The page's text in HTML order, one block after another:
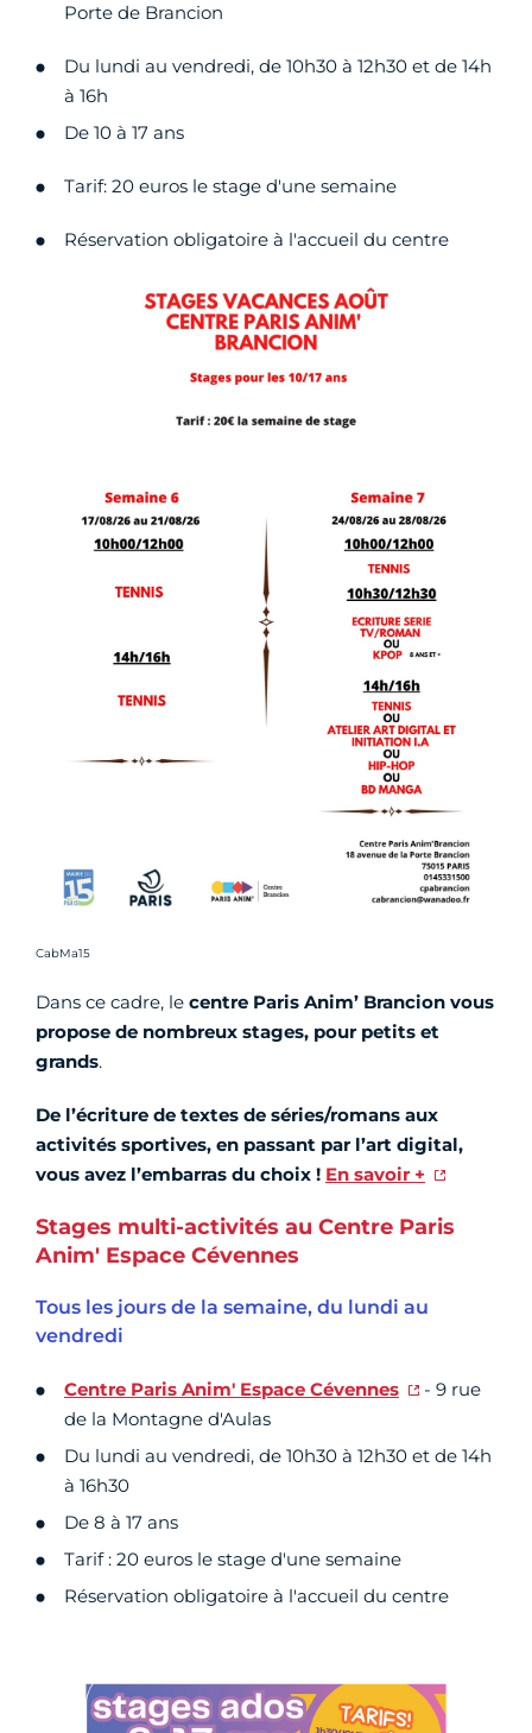
Porte de Brancion
Du lundi au vendredi, de 10h30 à 12h30 et de 14h
à 16h
De 10 à 17 ans
Tarif: 20 euros le stage d'une semaine
Réservation obligatoire à l'accueil du centre
Crédit photo :
CabMa15
Dans ce cadre, le centre Paris Anim’ Brancion vous
propose de nombreux stages, pour petits et
grands.
De l’écriture de textes de séries/romans aux
activités sportives, en passant par l’art digital,
vous avez l’embarras du choix ! En savoir +
Stages multi-activités au Centre Paris
Anim' Espace Cévennes
Tous les jours de la semaine, du lundi au
vendredi
Centre Paris Anim' Espace Cévennes
- 9 rue
de la Montagne d'Aulas
Du lundi au vendredi, de 10h30 à 12h30 et de 14h
à 16h30
De 8 à 17 ans
Tarif : 20 euros le stage d'une semaine
Réservation obligatoire à l'accueil du centre